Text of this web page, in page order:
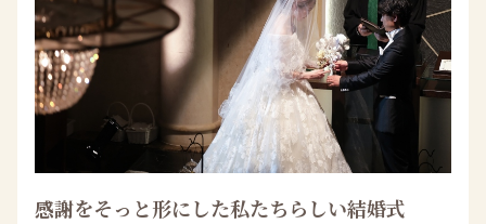
感謝をそっと形にした私たちらしい結婚式